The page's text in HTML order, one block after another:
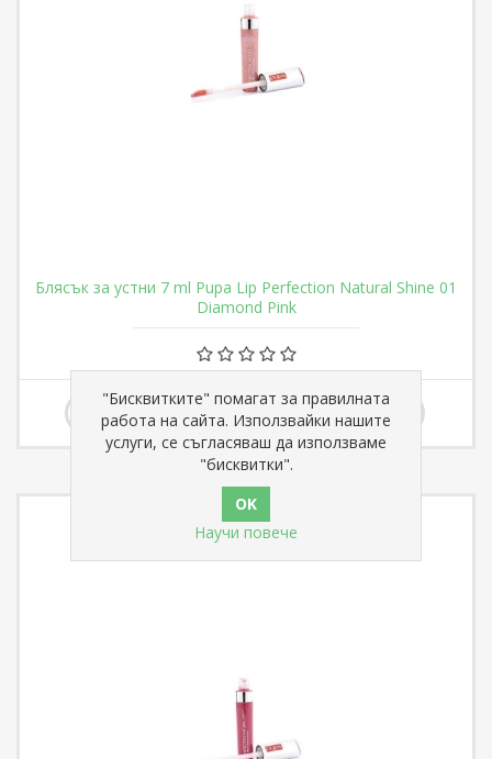
Блясък за устни 7 ml Pupa Lip Perfection Natural Shine 01
Diamond Pink
€ 13,04
"Бисквитките" помагат за правилната
работа на сайта. Използвайки нашите
услуги, се съгласяваш да използваме
"бисквитки".
Научи повече